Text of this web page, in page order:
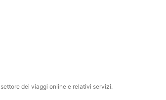
dei viaggi online e relativi servizi.